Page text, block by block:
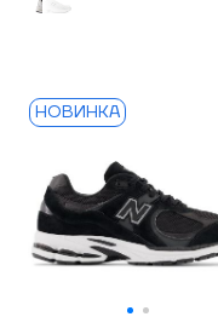
НОВИНКА